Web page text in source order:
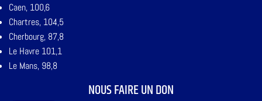
Caen, 100,6
Chartres, 104,5
Cherbourg, 87,8
Le Havre 101,1
Le Mans, 98,8
NOUS FAIRE UN DON